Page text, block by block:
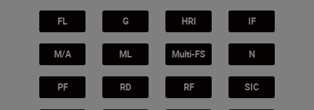
FL G HRI IF
M/A ML Multi-FS N
PF RD RF SIC